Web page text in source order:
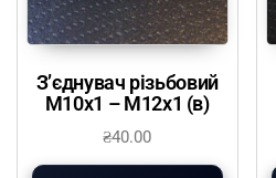
З’єднувач різьбовий
М10х1 – М12х1 (в)
₴40.00